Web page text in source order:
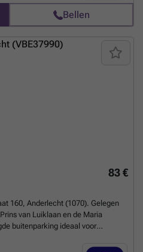
op de volgende link:
Bellen
83 €
160, Anderlecht (1070). Gelegen
van Luiklaan en de Maria
buitenparking ideaal voor
dankzij buslijnen 46 en 89, en